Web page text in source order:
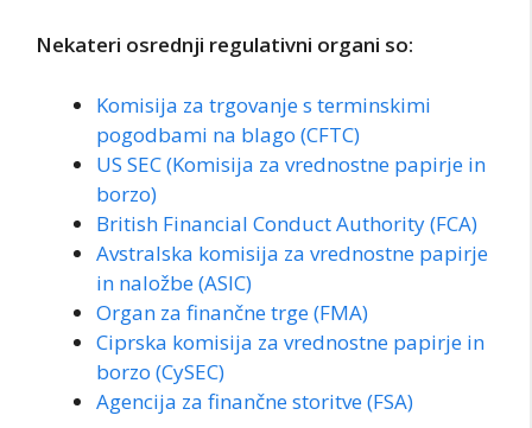
Nekateri osrednji regulativni organi so:
Komisija za trgovanje s terminskimi
pogodbami na blago (CFTC)
US SEC (Komisija za vrednostne papirje in
borzo)
British Financial Conduct Authority (FCA)
Avstralska komisija za vrednostne papirje
in naložbe (ASIC)
Organ za finančne trge (FMA)
Ciprska komisija za vrednostne papirje in
borzo (CySEC)
Agencija za finančne storitve (FSA)